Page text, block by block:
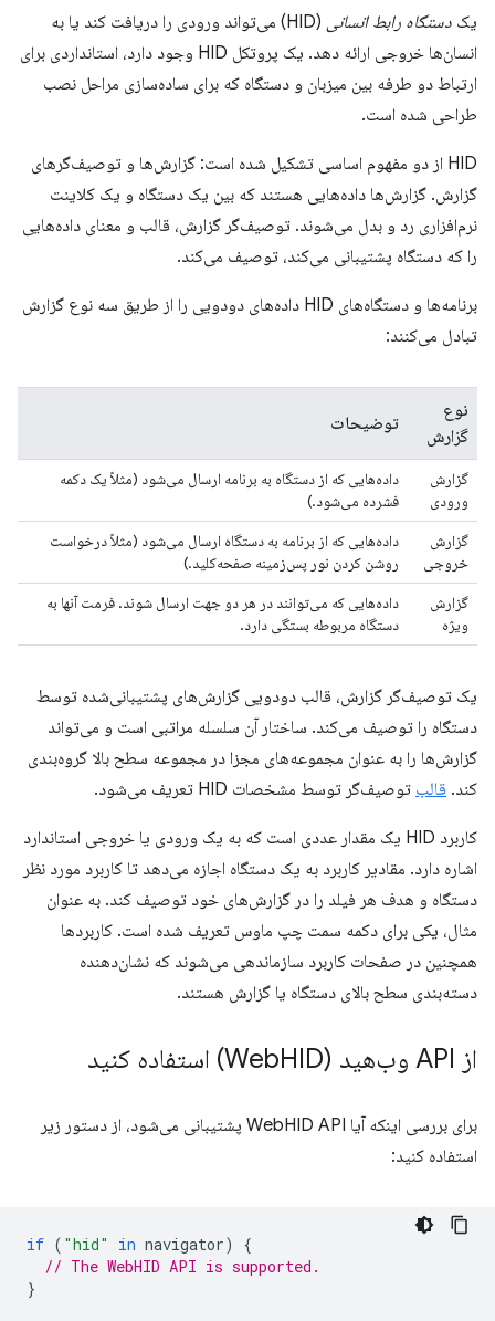
یک دستگاه رابط انسانی
(HID) می‌تواند ورودی را دریافت کند یا به
انسان‌ها خروجی ارائه دهد. یک پروتکل HID وجود دارد، استانداردی برای
ارتباط دو طرفه بین میزبان و دستگاه که برای ساده‌سازی مراحل نصب
طراحی شده است.
HID از دو مفهوم اساسی تشکیل شده است: گزارش‌ها و توصیف‌گرهای
گزارش. گزارش‌ها داده‌هایی هستند که بین یک دستگاه و یک کلاینت
نرم‌افزاری رد و بدل می‌شوند. توصیف‌گر گزارش، قالب و معنای داده‌هایی
را که دستگاه پشتیبانی می‌کند، توصیف می‌کند.
برنامه‌ها و دستگاه‌های HID داده‌های دودویی را از طریق سه نوع گزارش
تبادل می‌کنند:
نوع
گزارش
توضیحات
گزارش
ورودی
داده‌هایی که از دستگاه به برنامه ارسال می‌شود (مثلاً یک دکمه
فشرده می‌شود.)
گزارش
خروجی
داده‌هایی که از برنامه به دستگاه ارسال می‌شود (مثلاً درخواست
روشن کردن نور پس‌زمینه صفحه‌کلید.)
گزارش
ویژه
داده‌هایی که می‌توانند در هر دو جهت ارسال شوند. فرمت آنها به
دستگاه مربوطه بستگی دارد.
یک توصیف‌گر گزارش، قالب دودویی گزارش‌های پشتیبانی‌شده توسط
دستگاه را توصیف می‌کند. ساختار آن سلسله مراتبی است و می‌تواند
گزارش‌ها را به عنوان مجموعه‌های مجزا در مجموعه سطح بالا گروه‌بندی
کند. قالب توصیف‌گر توسط مشخصات HID تعریف می‌شود.
کاربرد HID یک مقدار عددی است که به یک ورودی یا خروجی استاندارد
اشاره دارد. مقادیر کاربرد به یک دستگاه اجازه می‌دهد تا کاربرد مورد نظر
دستگاه و هدف هر فیلد را در گزارش‌های خود توصیف کند. به عنوان
مثال، یکی برای دکمه سمت چپ ماوس تعریف شده است. کاربردها
همچنین در صفحات کاربرد سازماندهی می‌شوند که نشان‌دهنده
دسته‌بندی سطح بالای دستگاه یا گزارش هستند.
از API وب‌هید (Web HID) استفاده کنید
برای بررسی اینکه آیا WebHID API پشتیبانی می‌شود، از دستور زیر
استفاده کنید:
if ( "hid" in navigator)
{
// The WebHID API is supported.
}